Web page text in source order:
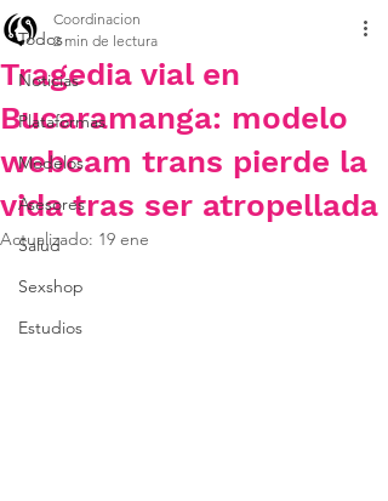
Todos
Noticias
Plataformas
Modelos
Asesores
Salud
Sexshop
Estudios
Tragedia vial en
Bucaramanga: modelo
webcam trans pierde la
vida tras ser atropellada
Coordinacion
2 min de lectura
Actualizado: 19 ene